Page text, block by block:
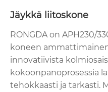
Jäykkä liitoskone
RONGDA on APH230/
koneen
innovatiivista
kokoonpanoprosessia
tehokkaasti ja tarkasti.